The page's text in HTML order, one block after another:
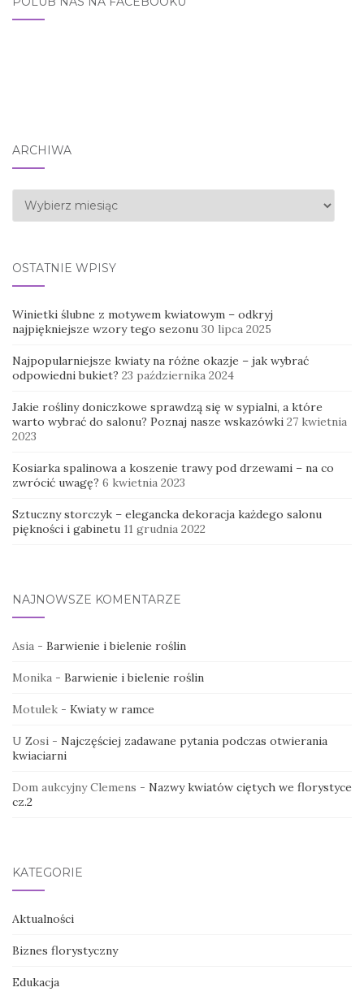
ARCHIWA
Archiwa
OSTATNIE WPISY
Winietki ślubne z motywem kwiatowym – odkryj
najpiękniejsze wzory tego sezonu 30 lipca 2025
Najpopularniejsze kwiaty na różne okazje – jak wybrać
odpowiedni bukiet? 23 października 2024
Jakie rośliny doniczkowe sprawdzą się w sypialni, a które
warto wybrać do salonu? Poznaj nasze wskazówki 27 kwietnia
2023
Kosiarka spalinowa a koszenie trawy pod drzewami – na co
zwrócić uwagę? 6 kwietnia 2023
Sztuczny storczyk – elegancka dekoracja każdego salonu
piękności i gabinetu 11 grudnia 2022
NAJNOWSZE KOMENTARZE
Asia - Barwienie i bielenie roślin
Monika - Barwienie i bielenie roślin
Motulek - Kwiaty w ramce
U Zosi - Najczęściej zadawane pytania podczas otwierania
kwiaciarni
Dom aukcyjny Clemens - Nazwy kwiatów ciętych we florystyce
cz.2
KATEGORIE
Aktualności
Biznes florystyczny
Edukacja